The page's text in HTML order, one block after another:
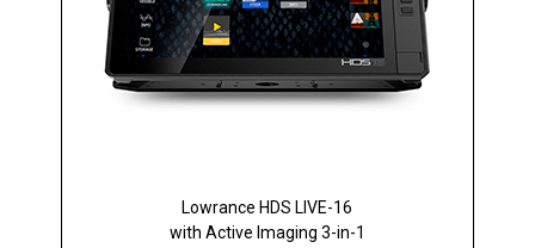
Lowrance HDS LIVE-16
with Active Imaging 3-in-1